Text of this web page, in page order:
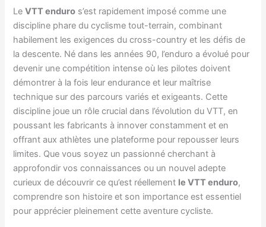
LeVTT enduro s’est rapidement imposé comme une
discipline phare du cyclisme tout-terrain, combinant
habilement les exigences du cross-country et les défis de
la descente. Né dans les années 90, l’enduro a évolué pour
devenir une compétition intense où les pilotes doivent
démontrer à la fois leur endurance et leur maîtrise
technique sur des parcours variés et exigeants. Cette
discipline joue un rôle crucial dans l’évolution du VTT, en
poussant les fabricants à innover constamment et en
offrant aux athlètes une plateforme pour repousser leurs
limites. Que vous soyez un passionné cherchant à
approfondir vos connaissances ou un nouvel adepte
curieux de découvrir ce qu’est réellement le VTT enduro,
comprendre son histoire et son importance est essentiel
pour apprécier pleinement cette aventure cycliste.